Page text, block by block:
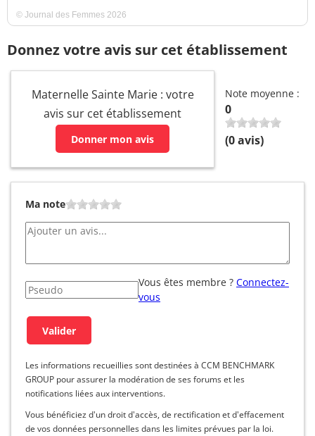
© Journal des Femmes 2026
Donnez votre avis sur cet établissement
Maternelle Sainte Marie : votre
avis sur cet établissement
Donner mon avis
Note moyenne :
0
(0avis)
Ma note
Vous êtes membre ? Connectez-
vous
Les informations recueillies sont destinées à CCM BENCHMARK
GROUP pour assurer la modération de ses forums et les
notifications liées aux interventions.
Vous bénéficiez d'un droit d'accès, de rectification et d'effacement
de vos données personnelles dans les limites prévues par la loi.